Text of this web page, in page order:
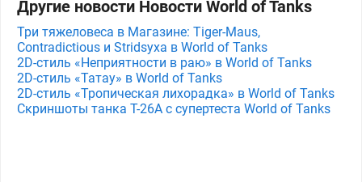
Другие новости Новости World of Tanks
Три тяжеловеса в Магазине: Tiger-Maus,
Contradictious и Stridsyxa в World of Tanks
2D-стиль «Неприятности в раю» в World of Tanks
2D-стиль «Татау» в World of Tanks
2D-стиль «Тропическая лихорадка» в World of Tanks
Скриншоты танка T-26A с супертеста World of Tanks